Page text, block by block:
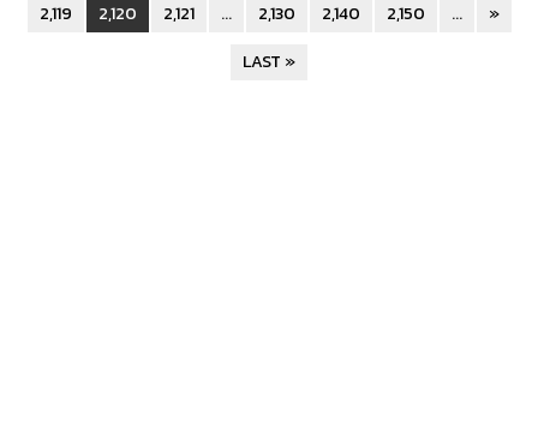
2,119
2,120 2,121 ... 2,130 2,140 2,150 ...
»
LAST »